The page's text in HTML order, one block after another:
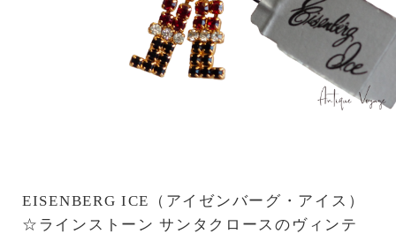
EISENBERG ICE（アイゼンバーグ・アイス）
☆ラインストーン サンタクロースのヴィンテ